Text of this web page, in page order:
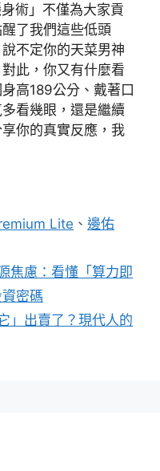
術」不僅為大家貢
了我們這些低頭
不定你的天菜男神
此，你又有什麼看
高189公分、戴著口
看幾眼，還是繼續
你的真實反應，我
Lite 、邊佑
焦慮：看懂「算力即
密碼
」出賣了？現代人的